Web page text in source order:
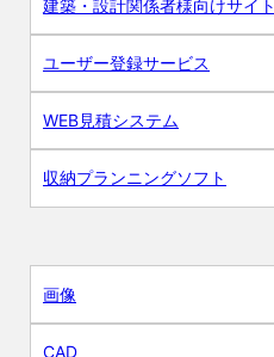
建築・設計関係者様向けサイト
ユーザー登録サービス
WEB見積システム
収納プランニングソフト
画像
CAD